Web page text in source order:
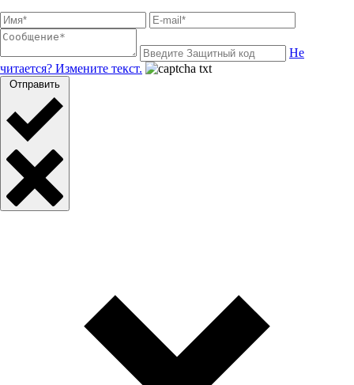
Не
читается? Измените текст.
Отправить